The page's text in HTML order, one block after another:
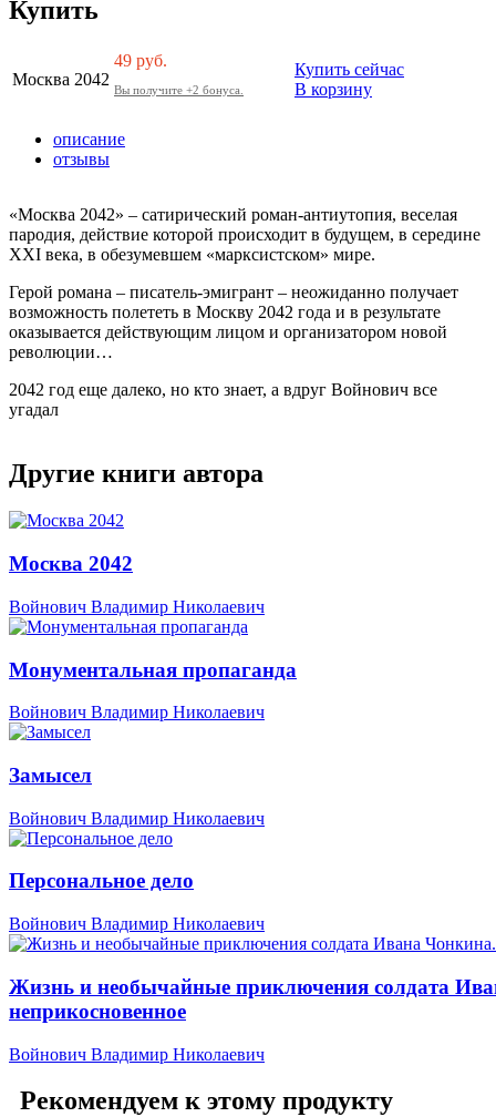
Купить
Москва 2042
49 руб.
Вы получите +2 бонуса.
Купить сейчас
В корзину
описание
отзывы
«Москва 2042» – сатирический роман-антиутопия, веселая
пародия, действие которой происходит в будущем, в середине
XXI века, в обезумевшем «марксистском» мире.
Герой романа – писатель-эмигрант – неожиданно получает
возможность полететь в Москву 2042 года и в результате
оказывается действующим лицом и организатором новой
революции…
2042 год еще далеко, но кто знает, а вдруг Войнович все
угадал
Другие книги автора
Москва 2042
Войнович Владимир Николаевич
Монументальная пропаганда
Войнович Владимир Николаевич
Замысел
Войнович Владимир Николаевич
Персональное дело
Войнович Владимир Николаевич
Жизнь и необычайные приключения солдата
неприкосновенное
Войнович Владимир Николаевич
Рекомендуем к этому продукту